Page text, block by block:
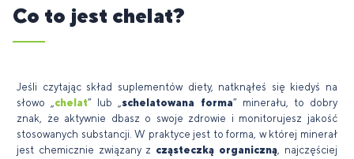
Co to jest chelat?
Jeśli czytając skład suplementów diety, natknąłeś się kiedyś na
słowo „chelat” lub „schelatowana forma” minerału, to dobry
znak, że aktywnie dbasz o swoje zdrowie i monitorujesz jakość
stosowanych substancji. W praktyce jest to forma, w której minerał
jest chemicznie związany z cząsteczką organiczną, najczęściej